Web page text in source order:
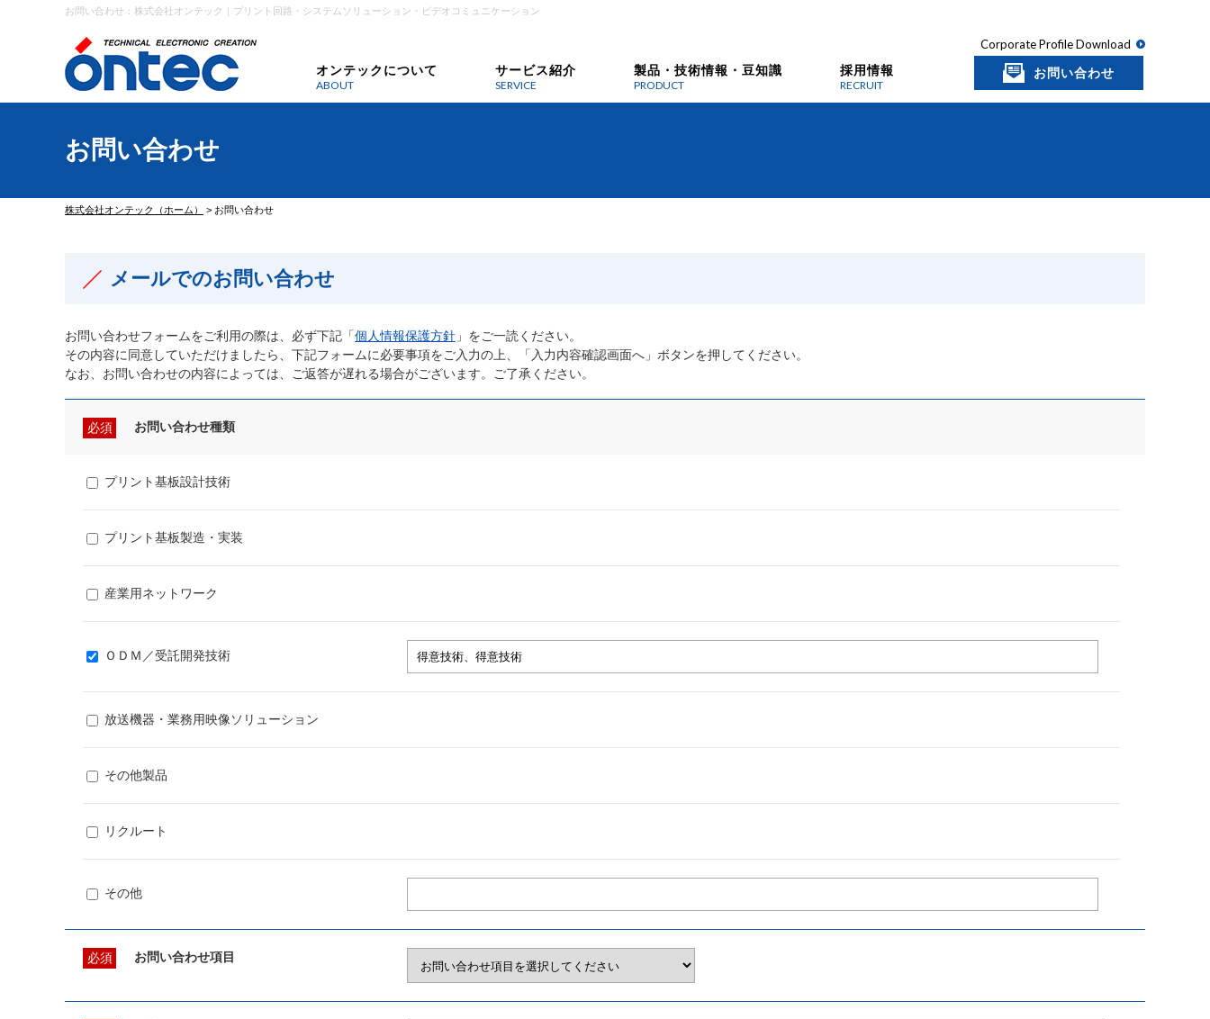
お問い合わせ：株式会社オンテック｜プリント回路・システムソリューション・ビデオコミュニケーション
Corporate Profile Download
お問い合わせ
オンテックについて
ABOUT
サービス紹介
SERVICE
製品・技術情報・豆知識
PRODUCT
採用情報
RECRUIT
お問い合わせ
株式会社オンテック（ホーム） > お問い合わせ
メールでのお問い合わせ
お問い合わせフォームをご利用の際は、必ず下記「個人情報保護方針 」をご一読ください。
その内容に同意していただけましたら、下記フォームに必要事項をご入力の上、「入力内容確認画面へ」ボタンを押してください。
なお、お問い合わせの内容によっては、ご返答が遅れる場合がございます。ご了承ください。
必須 お問い合わせ種類
プリント基板設計技術
プリント基板製造・実装
産業用ネットワーク
ＯＤＭ／受託開発技術
放送機器・業務用映像ソリューション
その他製品
リクルート
その他
必須 お問い合わせ項目